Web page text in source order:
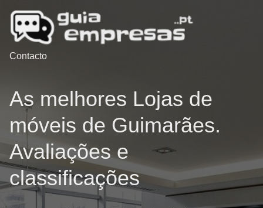
Contacto
As melhores Lojas de
móveis de Guimarães.
Avaliações e
classificações